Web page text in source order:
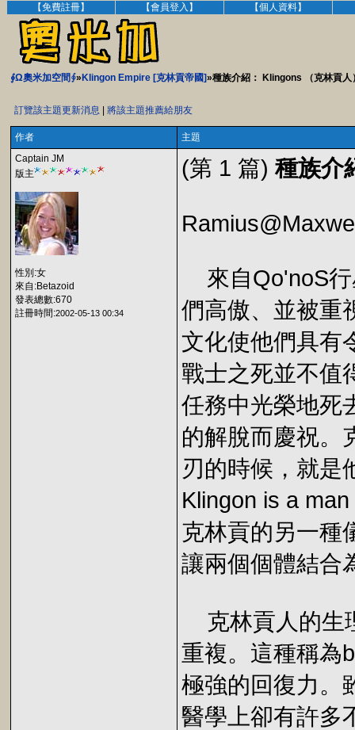
【免費註冊】 【會員登入】 【個人資料】
∮Ω奧米加空間∮» Klingon Empire [克林貢帝國]»種族介紹： Klingons （克林貢人
訂覽該主題更新消息 將該主題推薦給朋友
作者
主題
Captain JM
版主
性別:女
來自:Betazoid
發表總數:670
註冊時間:2002-05-13 00:34
(第 1 篇) 種族介
來自Qo'noS行
們高傲、並被重
文化使他們具有
戰士之死並不值
任務中光榮地死
的解脫而慶祝。
刃的時候，就是
Klingon is a
克林貢的另一種
讓兩個個體結合
克林貢人的生
重複。這種稱為
極強的回復力。
醫學上卻有許多